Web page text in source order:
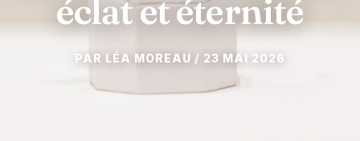
éclat et éternité
23 MAI 2026